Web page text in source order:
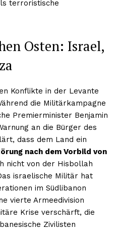
terroristische
Osten: Israel,
Konflikte in der Levante
die Militärkampagne
Premierminister Benjamin
an die Bürger des
dass dem Land ein
nach dem Vorbild von
nicht von der Hisbollah
israelische Militär hat
im Südlibanon
vierte Armeedivision
Krise verschärft, die
Zivilisten